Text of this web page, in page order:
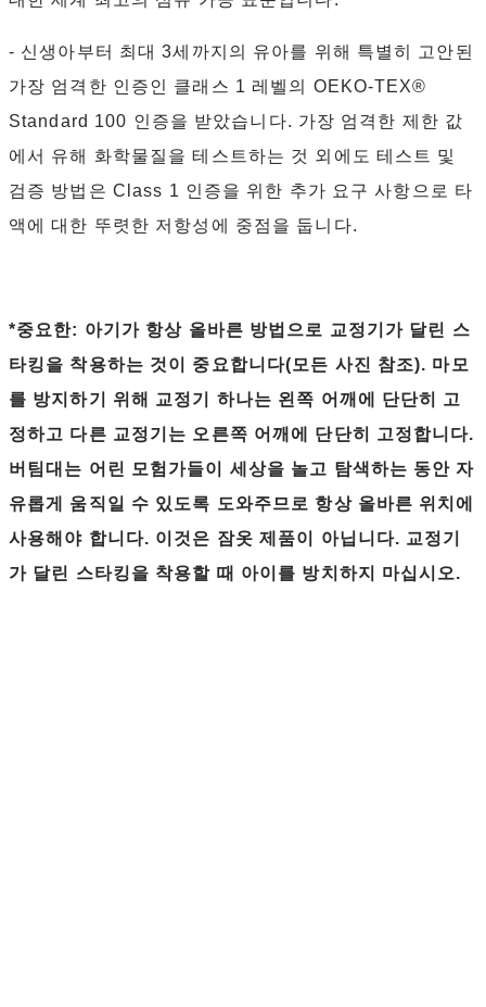
- 신생아부터 최대 3세까지의 유아를 위해 특별히 고안된
가장 엄격한 인증인 클래스 1 레벨의 OEKO-TEX®
Standard 100 인증을 받았습니다. 가장 엄격한 제한 값
에서 유해 화학물질을 테스트하는 것 외에도 테스트 및
검증 방법은 Class 1 인증을 위한 추가 요구 사항으로 타
액에 대한 뚜렷한 저항성에 중점을 둡니다.
*중요한: 아기가 항상 올바른 방법으로 교정기가 달린 스
타킹을 착용하는 것이 중요합니다(모든 사진 참조). 마모
를 방지하기 위해 교정기 하나는 왼쪽 어깨에 단단히 고
정하고 다른 교정기는 오른쪽 어깨에 단단히 고정합니다.
버팀대는 어린 모험가들이 세상을 놀고 탐색하는 동안 자
유롭게 움직일 수 있도록 도와주므로 항상 올바른 위치에
사용해야 합니다. 이것은 잠옷 제품이 아닙니다. 교정기
가 달린 스타킹을 착용할 때 아이를 방치하지 마십시오.